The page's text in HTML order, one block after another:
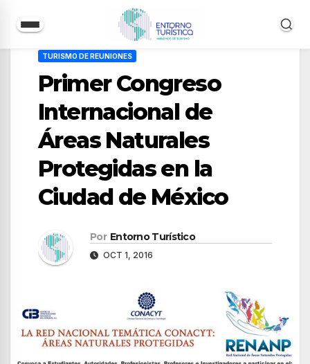
contenido
TURISMO DE REUNIONES
Primer Congreso
Internacional de
Áreas Naturales
Protegidas en la
Ciudad de México
Por Entorno Turístico
OCT 1, 2016